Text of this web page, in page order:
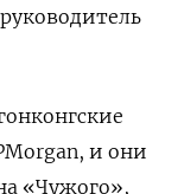
и они
«Чужого»,